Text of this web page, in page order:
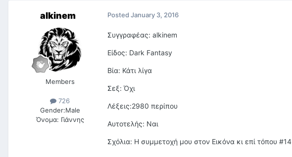
alkinem
Members
726
Gender:Male
Όνομα: Γιάννης
Posted January 3, 2016
Συγγραφέας: alkinem
Είδος: Dark Fantasy
Βία: Κάτι λίγα
Σεξ: Όχι
Λέξεις:2980 περίπου
Αυτοτελής: Ναι
Σχόλια: Η συμμετοχή μου στον Εικόνα κι επί τόπου #14